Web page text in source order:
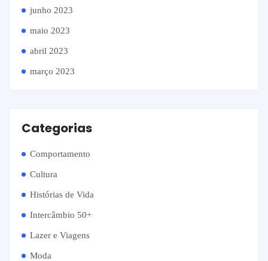
junho 2023
maio 2023
abril 2023
março 2023
Categorias
Comportamento
Cultura
Histórias de Vida
Intercâmbio 50+
Lazer e Viagens
Moda